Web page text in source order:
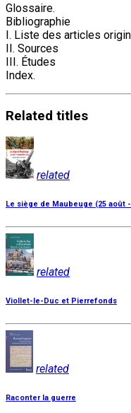
Glossaire.
Bibliographie
I. Liste des articles
II. Sources
III. Études
Index.
Related titles
related
Le siège de Maubeuge (25 août
related
Viollet-le-Duc et Pierrefonds
related
Raconter la guerre